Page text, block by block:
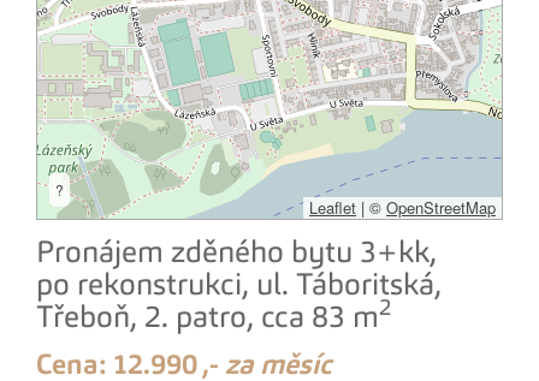
?
Leaflet | © OpenStreetMap
Pronájem zděného bytu 3+kk,
po rekonstrukci, ul. Táboritská,
Třeboň, 2. patro, cca 83 m2
Cena: 12.990 ,- za měsíc